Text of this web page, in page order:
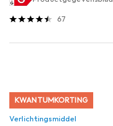
67
KWANTUMKORTING
Verlichtingsmiddel